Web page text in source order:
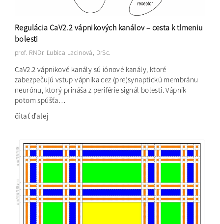
Regulácia CaV2.2 vápnikových kanálov – cesta k tlmeniu
bolesti
prof. RNDr. Ľubica Lacinová, DrSc.
CaV2.2 vápnikové kanály sú iónové kanály, ktoré
zabezpečujú vstup vápnika cez (pre)synaptickú membránu
neurónu, ktorý prináša z periférie signál bolesti. Vápnik
potom spúšťa…
čítať ďalej